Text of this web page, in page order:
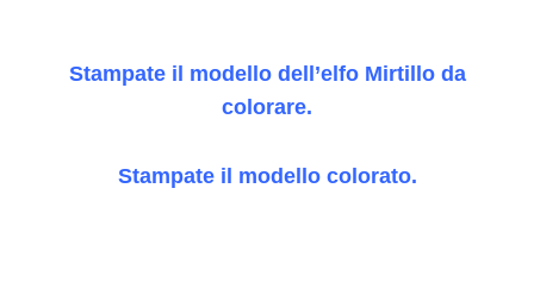
Stampate il modello dell’elfoMirtillo da
colorare.
Stampate il modello colorato.